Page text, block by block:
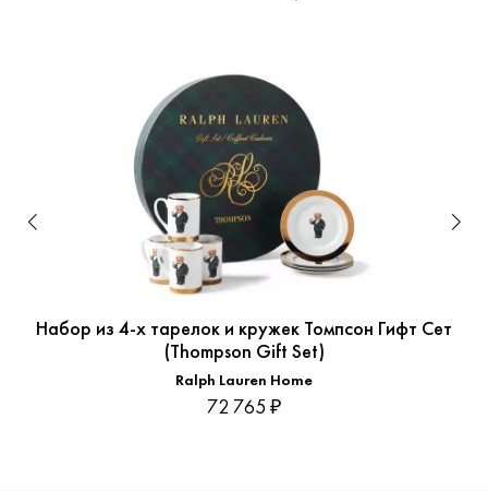
Набор из 4-х тарелок и кружек Томпсон Гифт Сет
(Thompson Gift Set)
Ralph Lauren Home
72 765 ₽